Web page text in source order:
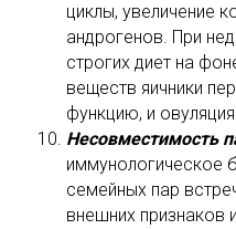
циклы, увеличение
андрогенов. При
строгих диет на
веществ яичники
функцию, и
Несовместимость
иммунологическое
семейных пар
внешних признаков